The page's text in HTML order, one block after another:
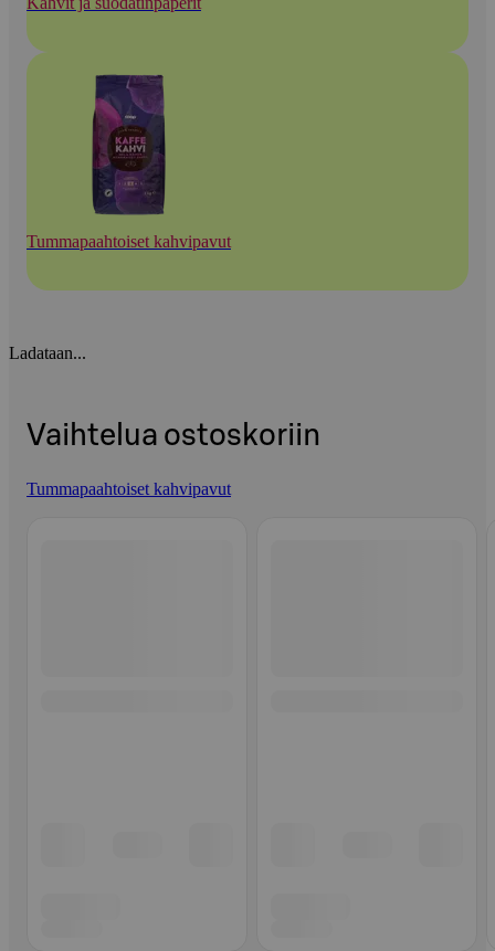
Tummapaahtoiset kahvipavut
Ladataan...
Vaihtelua ostoskoriin
Tummapaahtoiset kahvipavut